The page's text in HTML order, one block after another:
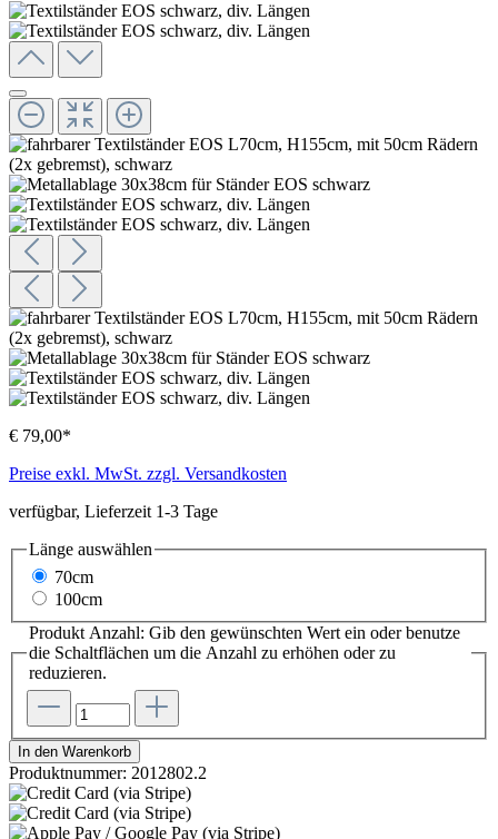
€ 79,00*
Preise exkl. MwSt. zzgl. Versandkosten
verfügbar, Lieferzeit 1-3 Tage
Länge auswählen
70cm
100cm
Produkt Anzahl: Gib den gewünschten Wert ein oder benutze
die Schaltflächen um die Anzahl zu erhöhen oder zu
reduzieren.
In den Warenkorb
Produktnummer: 2012802.2